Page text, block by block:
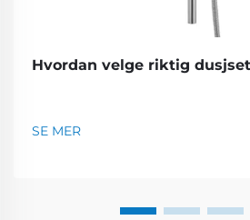
Hvordan velge riktig
SE MER